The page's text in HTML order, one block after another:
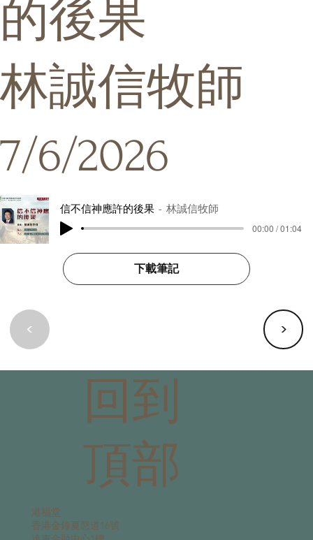
7/6/2026
林誠信牧師
的後果
信不信神應許的後果
林誠信牧師
00:00 / 01:04
下載筆記
>
<
港福堂
香港金鐘夏慤道16號
回到
頂部